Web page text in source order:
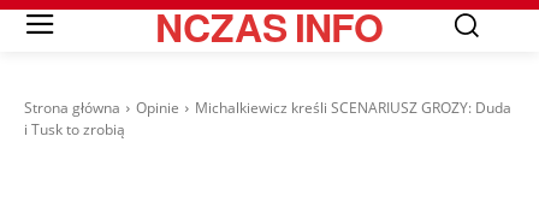
NCZASINFO
Strona główna Opinie
Michalkiewicz kreśli SCENARIUSZ GROZY: Duda
i Tusk to zrobią